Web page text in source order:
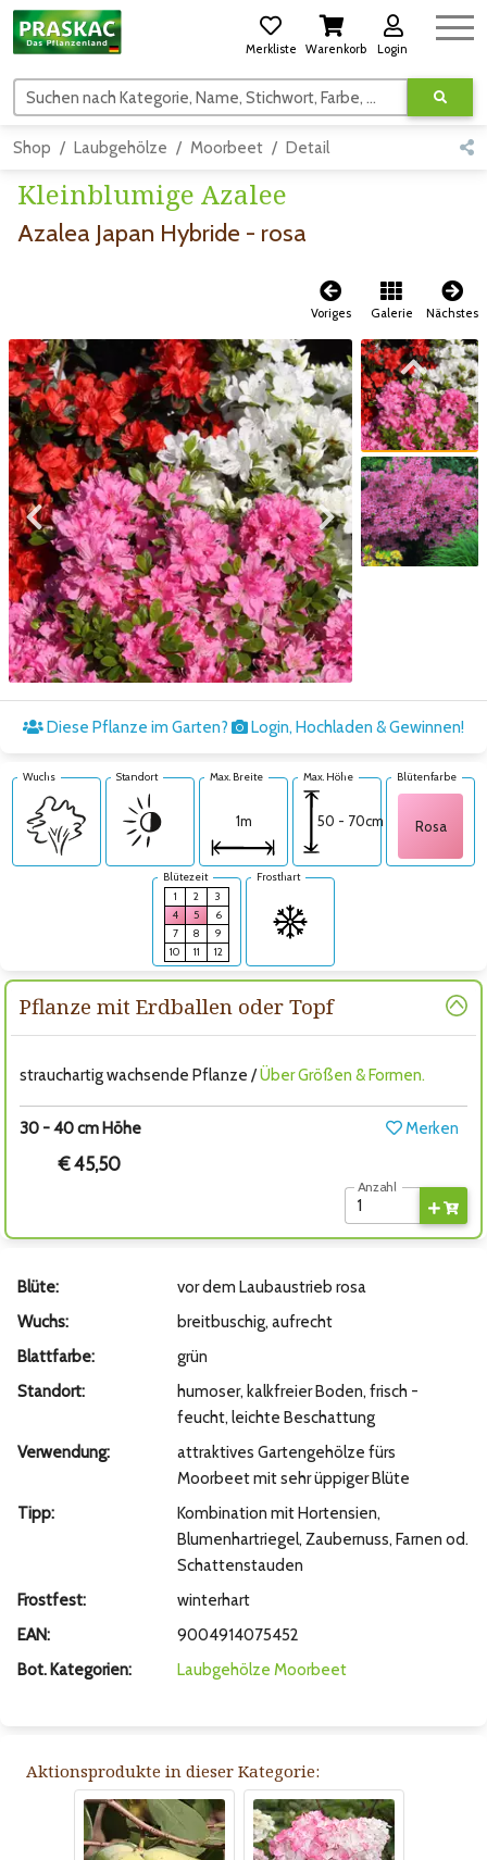
Merkliste Warenkorb Login
Suchen nach Kategorie, Name, Stichwort, Farbe, usw.
Shop Laubgehölze Moorbeet Detail
Kleinblumige Azalee
Azalea Japan Hybride - rosa
Voriges Galerie Nächstes
Zum vorigen Bild Zum nächsten Bild
Zum vorigen Bild
Zum nächsten Bild
Diese Pflanze im Garten? Login, Hochladen & Gewinnen!
Wuchs Standort Max. Breite
1m
Max. Höhe
50 - 70cm
Blütenfarbe
Rosa
Blütezeit
1
2
3
4
5
6
7
8
9
10
11 12
Frosthart
Pflanze mit Erdballen oder Topf
strauchartig wachsende Pflanze /Über Größen & Formen.
30 - 40 cm Höhe Merken
€ 45,50
Anzahl
Blüte:
vor dem Laubaustrieb rosa
Wuchs:
breitbuschig, aufrecht
Blattfarbe:
grün
Standort:
humoser, kalkfreier Boden, frisch -
feucht, leichte Beschattung
Verwendung:
attraktives Gartengehölze fürs
Moorbeet mit sehr üppiger Blüte
Tipp:
Kombination mit Hortensien,
Blumenhartriegel, Zaubernuss, Farnen od.
Schattenstauden
Frostfest:
winterhart
EAN:
9004914075452
Bot. Kategorien:
Laubgehölze Moorbeet
Aktionsprodukte in dieser Kategorie: